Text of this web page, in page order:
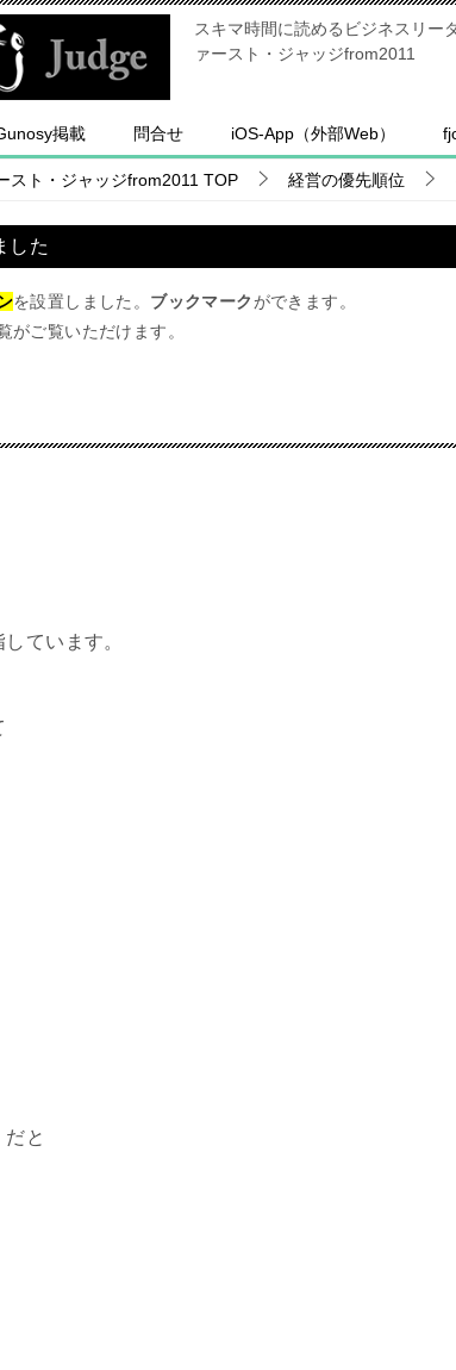
スキマ時間に読めるビジネスリー
ァースト・ジャッジfrom2011
掲載 問合せ iOS-App（外部Web）
スト・ジャッジfrom2011 TOP 経営の優先順位
した
を設置しました。 ブックマーク ができます。
がご覧いただけます。
ています。
と